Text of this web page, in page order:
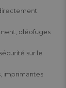
oléofuges
sur le
imprimantes